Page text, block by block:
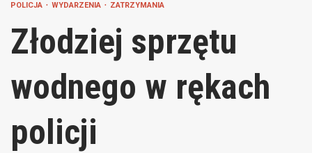
POLICJA WYDARZENIA ZATRZYMANIA
Złodziej sprzętu
wodnego w rękach
policji